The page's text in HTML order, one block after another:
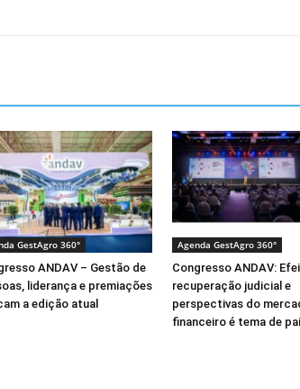
GestAgro 360°
ANDAV – Gestão de
liderança e premiações
a edição atual
Agenda GestAgro 360°
Congresso ANDAV:
recuperação judicial e
perspectivas do
financeiro é tema de